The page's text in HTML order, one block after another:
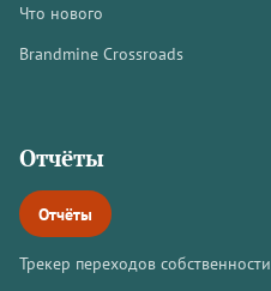
Что нового
Brandmine Crossroads
Отчёты
Отчёты
Трекер переходов собственности